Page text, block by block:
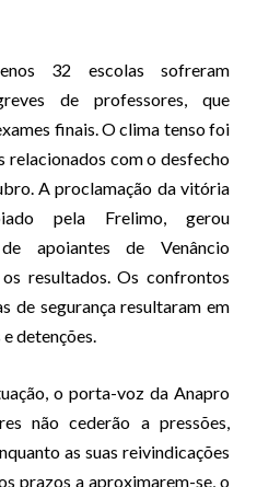
32 escolas sofreram
de professores, que
finais. O clima tenso foi
com o desfecho
A proclamação da vitória
pela Frelimo, gerou
apoiantes de Venâncio
resultados. Os confrontos
de segurança resultaram em
detenções.
o porta-voz da Anapro
não cederão a pressões,
as suas reivindicações
prazos a aproximarem-se, o